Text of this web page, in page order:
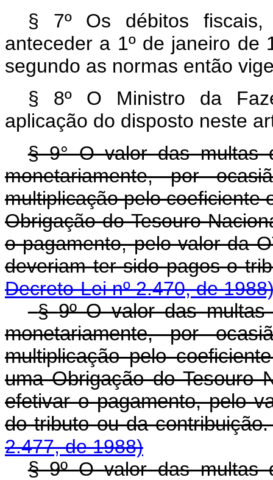
§ 7º Os débitos
anteceder a 1º de janeiro de
segundo as normas então
§ 8º O Ministro da
aplicação do disposto neste
§ 9° O valor das multas
monetariamente, por
multiplicação pelo coeficiente
Obrigação do Tesouro
o pagamento, pelo valor da
deveriam ter sido pagos o
Decreto-Lei nº 2.470, de
§9º O valor das
monetariamente, por
multiplicação pelo
uma Obrigação do Tesouro
efetivar o pagamento, pelo
do tributo ou da
2.477, de 1988)
§ 9ºO valor das multas